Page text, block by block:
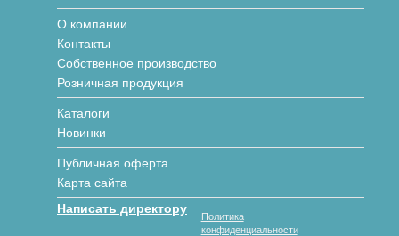
О компании
Контакты
Собственное производство
Розничная продукция
Каталоги
Новинки
Публичная оферта
Карта сайта
Написать директору
Политика
конфиденциальности